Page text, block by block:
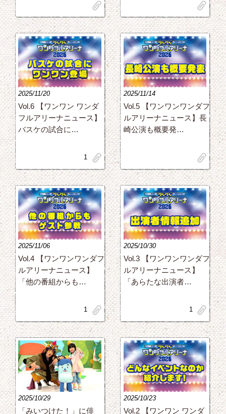
clip clip
2025/11/20
Vol.6 【ワンワン ワンダ
フルアリーナニュース】
バスケの試合に…
clip
1
2025/11/14
Vol.5 【ワンワンワンダフ
ルアリーナニュース】長
崎公演も概要発…
clip
2025/11/06
Vol.4 【ワンワンワンダフ
ルアリーナニュース】
「他の番組からも…
clip
1
2025/10/30
Vol.3 【ワンワンワンダフ
ルアリーナニュース】
「あらたな出演者…
clip
1
2025/10/29
「みいつけた！」に俳
2025/10/23
Vol.2 【ワンワン ワンダ